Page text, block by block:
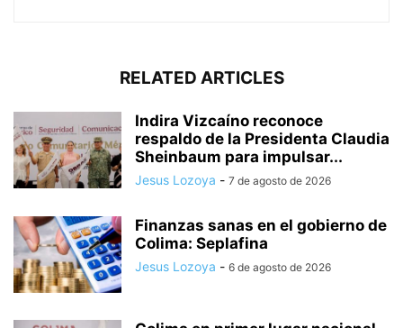
RELATED ARTICLES
Indira Vizcaíno reconoce
respaldo de la Presidenta Claudia
Sheinbaum para impulsar...
Jesus Lozoya - 7 de agosto de 2026
Finanzas sanas en el gobierno de
Colima: Seplafina
Jesus Lozoya - 6 de agosto de 2026